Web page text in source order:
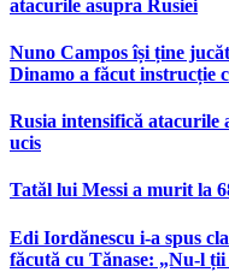
atacurile asupra Rusiei
Nuno Campos își ține
Dinamo a făcut instrucție
Rusia intensifică atacurile
ucis
Tatăl lui Messi a murit la
Edi Iordănescu i-a spus
făcută cu Tănase: „Nu-l